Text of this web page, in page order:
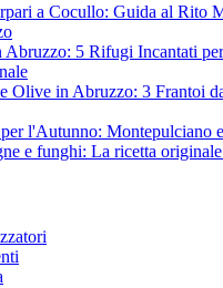
a Cocullo: Guida al Rito
Abruzzo: 5 Rifugi Incantati
Olive in Abruzzo: 3 Frantoi
l'Autunno: Montepulciano
e funghi: La ricetta